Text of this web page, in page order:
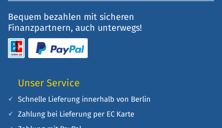
Bequem bezahlen mit sicheren
Finanzpartnern, auch unterwegs!
Unser Service
Schnelle Lieferung innerhalb von Berlin
Zahlung bei Lieferung per EC Karte